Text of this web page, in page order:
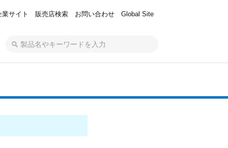
業サイト 販売店検索 お問い合わせ Global Site